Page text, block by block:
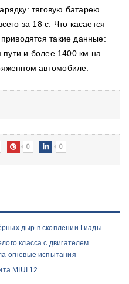
тяговую батарею
за 18 с. Что касается
такие данные:
пути и более 1400 км на
автомобиле.
0 0
дыр в скоплении Гиады
класса с двигателем
огневые испытания
MIUI 12